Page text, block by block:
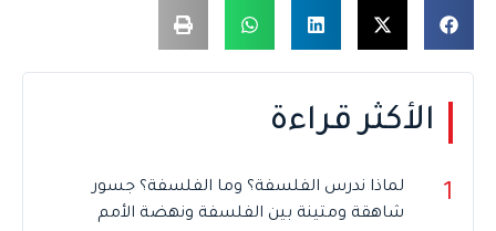
الأكثر قراءة
1
لماذا ندرس الفلسفة؟ وما الفلسفة؟ جسور
شاهقة ومتينة بين الفلسفة ونهضة الأمم